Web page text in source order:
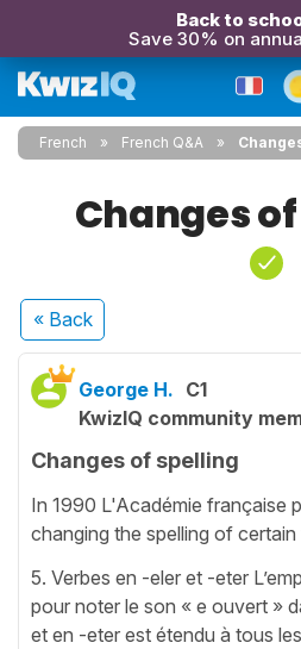
Back to
Save 30% on
French French Q&A
Changes
« Back
George H. C1
KwizIQ community
Changes of spelling
In 1990 L'Académie française
changing the spelling of
5. Verbes en -eler et -eter
pour noter le son « e ouvert »
et en -eter est étendu à tous